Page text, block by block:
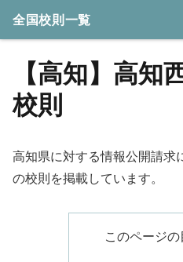
【高知】高知
校則
高知県に対する情報公開請求
の校則を掲載しています。
このページの
全国校則一覧